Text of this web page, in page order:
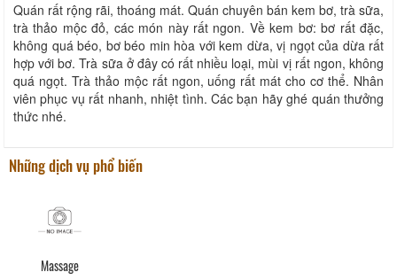
Quán rất rộng rãi, thoáng mát. Quán chuyên bán kem bơ, trà sữa,
trà thảo mộc đỏ, các món này rất ngon. Về kem bơ: bơ rất đặc,
không quá béo, bơ béo min hòa với kem dừa, vị ngọt của dừa rất
hợp với bơ. Trà sữa ở đây có rất nhiều loại, mùi vị rất ngon, không
quá ngọt. Trà thảo mộc rất ngon, uống rất mát cho cơ thể. Nhân
viên phục vụ rất nhanh, nhiệt tình. Các bạn hãy ghé quán thưởng
thức nhé.
Những dịch vụ phổ biến
Massage